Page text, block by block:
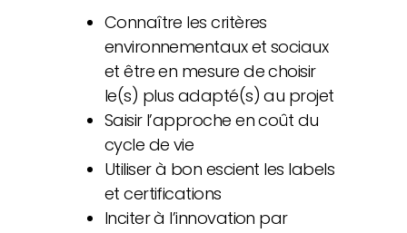
Connaître les critères
environnementaux et sociaux
et être en mesure de choisir
le(s) plus adapté(s) au projet
Saisir l’approche en coût du
cycle de vie
Utiliser à bon escient les labels
et certifications
Inciter à l’innovation par